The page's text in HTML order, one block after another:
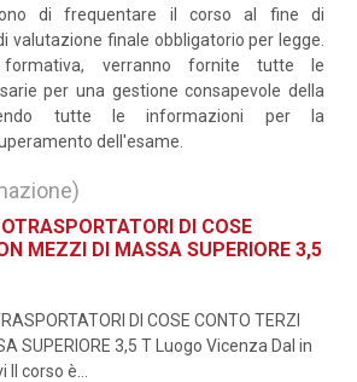
di frequentare il corso al fine di
valutazione finale obbligatorio per legge.
formativa, verranno fornite tutte le
per una gestione consapevole della
tutte le informazioni per la
dell'esame.
DI COSE
MEZZI DI MASSA SUPERIORE 3,5
DI COSE CONTO TERZI
SUPERIORE 3,5 T Luogo Vicenza Dal in
corso è...